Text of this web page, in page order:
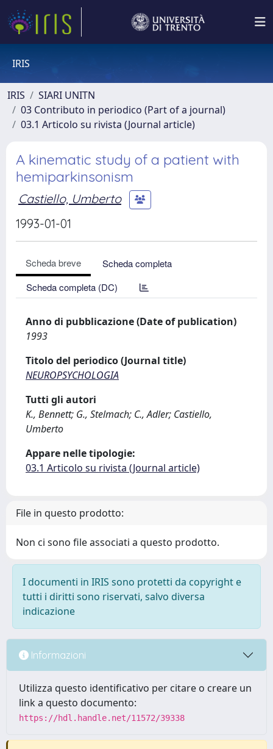
IRIS
IRIS
SIARI UNITN
03 Contributo in periodico (Part of a journal)
03.1 Articolo su rivista (Journal article)
A kinematic study of a patient with
hemiparkinsonism
Castiello, Umberto
1993-01-01
Scheda breve
Scheda completa
Scheda completa (DC)
Anno di pubblicazione (Date of publication)
1993
Titolo del periodico (Journal title)
NEUROPSYCHOLOGIA
Tutti gli autori
K., Bennett; G., Stelmach; C., Adler; Castiello,
Umberto
Appare nelle tipologie:
03.1 Articolo su rivista (Journal article)
File in questo prodotto:
Non ci sono file associati a questo prodotto.
I documenti in IRIS sono protetti da copyright e
tutti i diritti sono riservati, salvo diversa
indicazione
Informazioni
Utilizza questo identificativo per citare o creare un
link a questo documento:
https://hdl.handle.net/11572/39338